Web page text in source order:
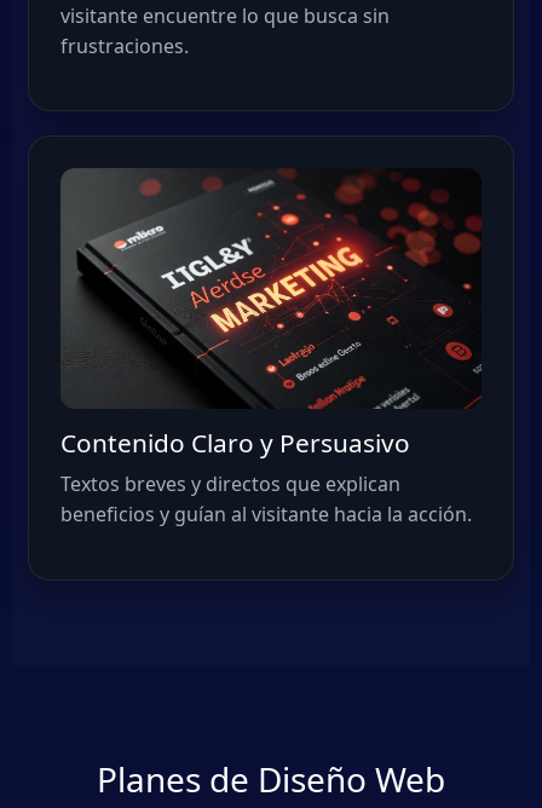
visitante encuentre lo que busca sin
frustraciones.
Contenido Claro y Persuasivo
Textos breves y directos que explican
beneficios y guían al visitante hacia la acción.
Planes de Diseño Web